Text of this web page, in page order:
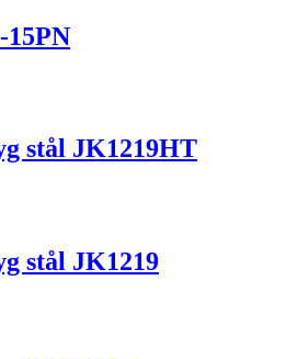
15PN
stål JK1219HT
stål JK1219